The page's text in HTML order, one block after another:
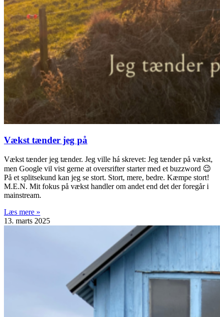
Vækst tænder jeg på
Vækst tænder jeg tænder. Jeg ville há skrevet: Jeg tænder på vækst,
men Google vil vist gerne at oversrifter starter med et buzzword 😉
På et splitsekund kan jeg se stort. Stort, mere, bedre. Kæmpe stort!
M.E.N. Mit fokus på vækst handler om andet end det der foregår i
mainstream.
Læs mere »
13. marts 2025